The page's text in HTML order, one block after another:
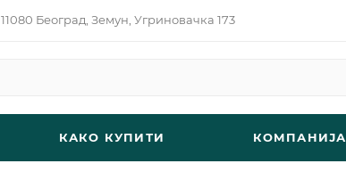
11080 Београд, Земун, Угриновачка 173
КАКО КУПИТИ КОМПАНИЈА